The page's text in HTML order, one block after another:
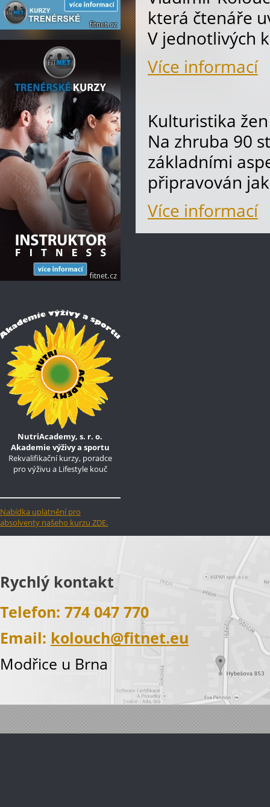
NutriAcademy, s. r. o.
Akademie výživy a sportu
Rekvalifikační kurzy, poradce
pro výživu a Lifestyle kouč
Nabídka uplatnění pro
absolventy našeho kurzu ZDE.
která čtenáře
V jednotlivých
Více informací
Kulturistika
Na zhruba 90
základními
připravován
Více informací
Rychlý kontakt
Telefon: 774 047 770
Email: kolouch@fitnet.eu
Modřice u Brna